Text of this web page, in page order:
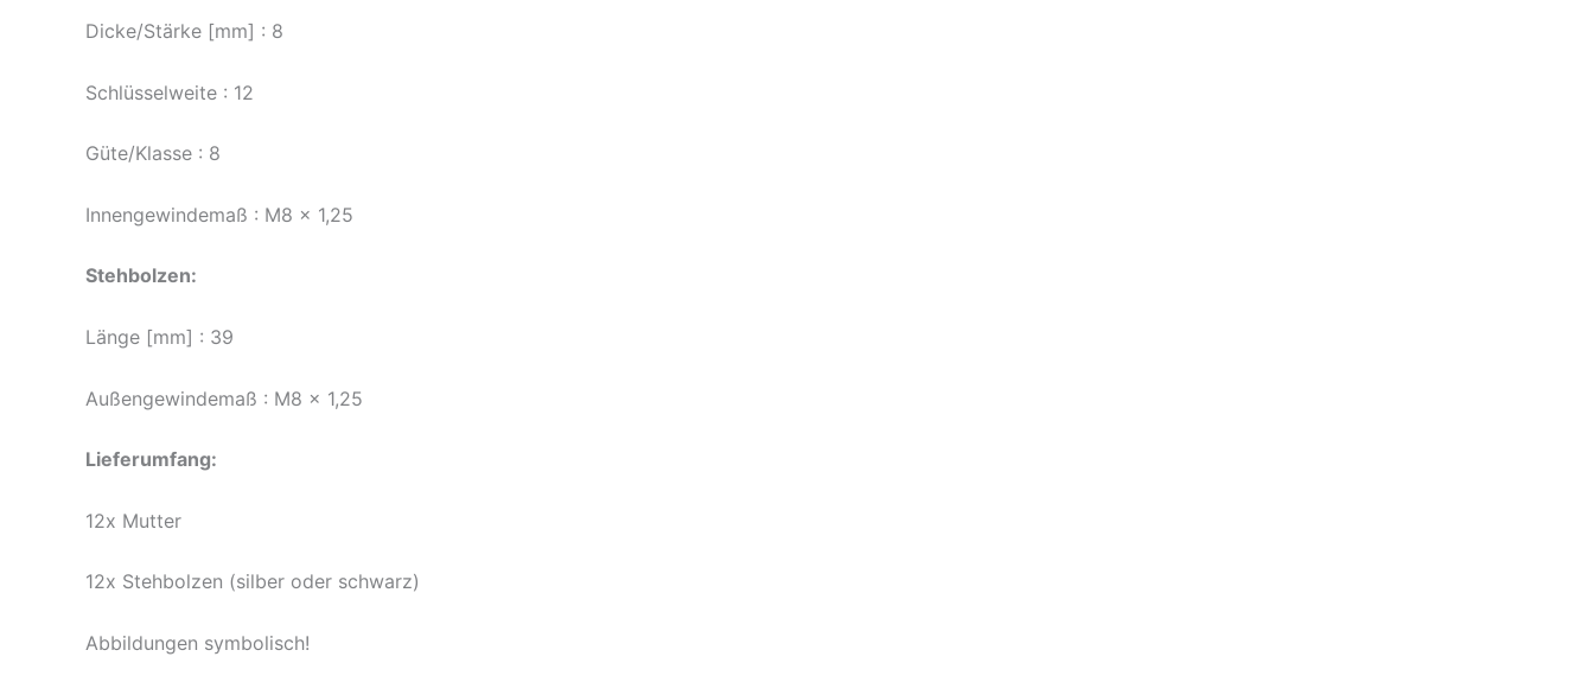
Dicke/Stärke [mm] : 8
Schlüsselweite : 12
Güte/Klasse : 8
Innengewindemaß : M8 x 1,25
Stehbolzen:
Länge [mm] : 39
Außengewindemaß : M8 x 1,25
Lieferumfang:
12x Mutter
12x Stehbolzen (silber oder schwarz)
Abbildungen symbolisch!